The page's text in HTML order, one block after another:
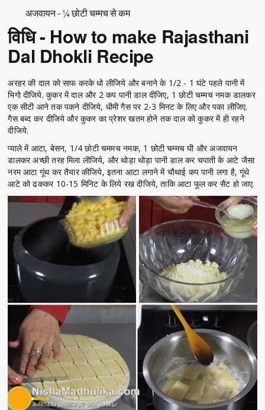
अजवायन - ¼ छोटी चम्मच से कम
विधि - How to make Rajasthani
Dal Dhokli Recipe
अरहर की दाल को साफ करके धो लीजिये और बनाने के 1/2 - 1 घंटे पहले पानी में
भिगो दीजिये. कुकर में दाल और 2 कप पानी डाल दीजिए, 1 छोटी चम्मच नमक डालकर
एक सीटी आने तक पकने दीजिये, धीमी गैस पर 2-3 मिनट के लिए और पका लीजिए.
गैस बब्द कर दीजिये और कुकर का प्रेशर खतम होने तक दाल को कुकर में ही रहने
दीजिये.
प्याले में आटा, बेसन, 1/4 छोटी चममच नमक, 1 छोटी चम्मच घी और अजवायन
डालकर अच्छी तरह मिला लीजिये, और थोड़ा थोड़ा पानी डाल कर चपाती के आटे जैसा
नरम आटा गूंथ कर तैयार कीजिये, इतना आटा लगाने में चौथाई कप पानी लगा है, गूंथे
आटे को ढककर 10-15 मिनिट के लिये रख दीजिये, ताकि आटा फूल कर सैट हो जाए.